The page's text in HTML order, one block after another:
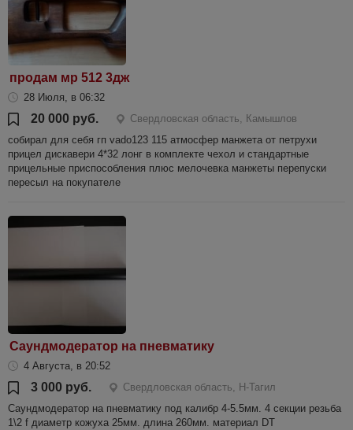
продам мр 512 3дж
28 Июля, в 06:32
20 000 руб.
Свердловская область, Камышлов
собирал для себя гп vado123 115 атмосфер манжета от петрухи
прицел дискавери 4*32 лонг в комплекте чехол и стандартные
прицельные приспособления плюс мелочевка манжеты перепуски
пересыл на покупателе
Саундмодератор на пневматику
4 Августа, в 20:52
3 000 руб.
Свердловская область, Н-Тагил
Саундмодератор на пневматику под калибр 4-5.5мм. 4 секции резьба
1\2 f диаметр кожуха 25мм. длина 260мм. материал DT